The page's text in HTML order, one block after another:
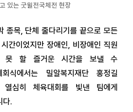
있는 굿윌전국체전 현장
종목, 단체 줄다리기를 끝으로 모든
간이었지만 장애인, 비장애인 직원
못 할 즐거운 시간을 보낼 수
식에서는 밀알복지재단 홍정길
심히 체육대회를 빛낸 팀에게
다.